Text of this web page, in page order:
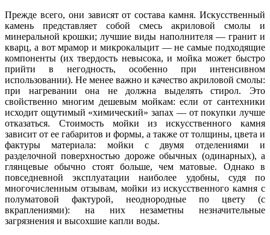
Прежде всего, они зависят от состава камня. Искусственный
камень представляет собой смесь акриловой смолы и
минеральной крошки; лучшие виды наполнителя — гранит и
кварц, а вот мрамор и микрокальцит — не самые подходящие
компоненты (их твердость невысока, и мойка может быстро
прийти в негодность, особенно при интенсивном
использовании). Не менее важно и качество акриловой смолы:
при нагревании она не должна выделять стирол. Это
свойственно многим дешевым мойкам: если от сантехники
исходит ощутимый «химический» запах — от покупки лучше
отказаться. Стоимость мойки из искусственного камня
зависит от ее габаритов и формы, а также от толщины, цвета и
фактуры материала: мойки с двумя отделениями и
разделочной поверхностью дороже обычных (одинарных), а
глянцевые обычно стоят больше, чем матовые. Однако в
повседневной эксплуатации наиболее удобны, судя по
многочисленным отзывам, мойки из искусственного камня с
полуматовой фактурой, неоднородные по цвету (с
вкраплениями): на них незаметны незначительные
загрязнения и высохшие капли воды.